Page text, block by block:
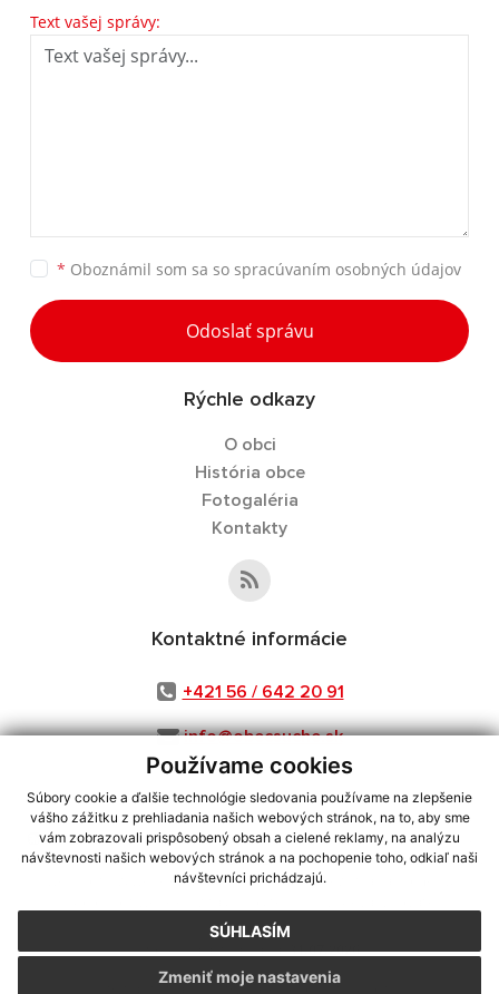
Používame cookies
Súbory cookie a ďalšie technológie sledovania používame na zlepšenie
vášho zážitku z prehliadania našich webových stránok, na to, aby sme
vám zobrazovali prispôsobený obsah a cielené reklamy, na analýzu
návštevnosti našich webových stránok a na pochopenie toho, odkiaľ naši
návštevníci prichádzajú.
SÚHLASÍM
Zmeniť moje nastavenia
Text vašej správy:
* Oboznámil som sa so spracúvaním osobných údajov
Odoslať správu
Rýchle odkazy
O obci
História obce
Fotogaléria
Kontakty
Kontaktné informácie
+421 56 / 642 20 91
info@obecsuche.sk
využite možnosť získavania aktuálnych informácií s využitím RSS
CMS systém (redakčný) systém ECHELON 2,Mapa stránok,web portál
webex.digital, s.r.o.,domény,registrácia domény
Posledná aktualizácia:31.07.2026
Vytlačiť stránku|Vyhlásenie o prístupnosti